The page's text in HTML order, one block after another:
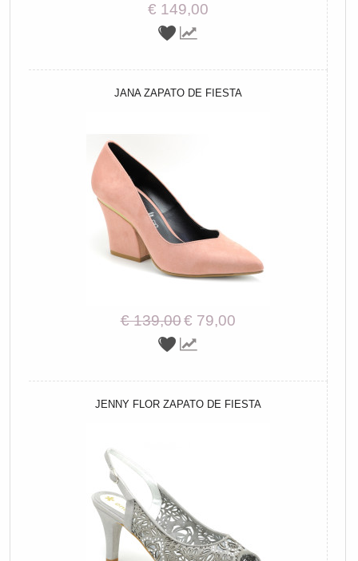
€ 149,00
JANA ZAPATO DE FIESTA
€ 139,00€ 79,00
JENNY FLOR ZAPATO DE FIESTA